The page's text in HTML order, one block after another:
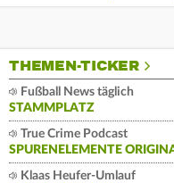
THEMEN-TICKER
Fußball News täglich
STAMMPLATZ
True Crime Podcast
SPURENELEMENTE
Klaas Heufer-Umlauf